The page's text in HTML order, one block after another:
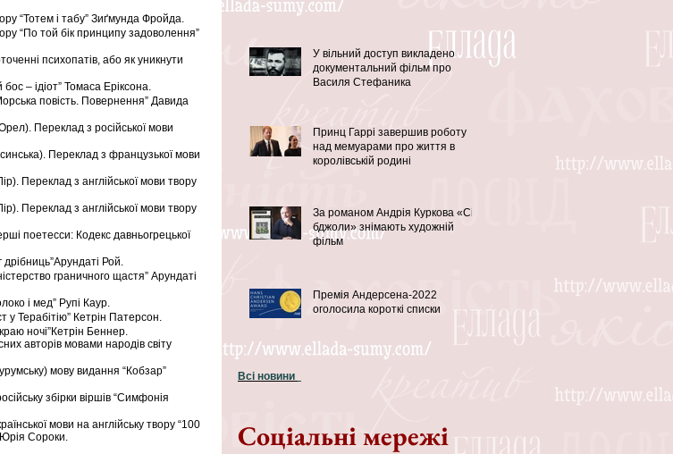
“Тотем і табу” Зиґмунда Фройда.
“По той бік принципу задоволення”
психопатів, або як уникнути
– ідіот” Томаса Еріксона.
повість. Повернення” Давида
Переклад з російської мови
Переклад з французької мови
Переклад з англійської мови твору
Переклад з англійської мови твору
поетесси: Кодекс давньогрецької
Рой.
граничного щастя” Арундаті
і мед” Рупі Каур.
у Терабітію” Кетрін Патерсон.
ночі”Кетрін Беннер.
авторів мовами народів світу
мову видання “Кобзар”
збірки віршів “Симфонія
мови на англійську твору “100
Юрія Сороки.
У вільний доступ викладено
документальний фільм про
Василя Стефаника
Принц Гаррі завершив роботу
над мемуарами про життя в
королівській родині
За романом Андрія Куркова «Сірі
бджоли» знімають художній
фільм
Премія Андерсена-2022
оголосила короткі списки
Всі новини
Соціальні мережі